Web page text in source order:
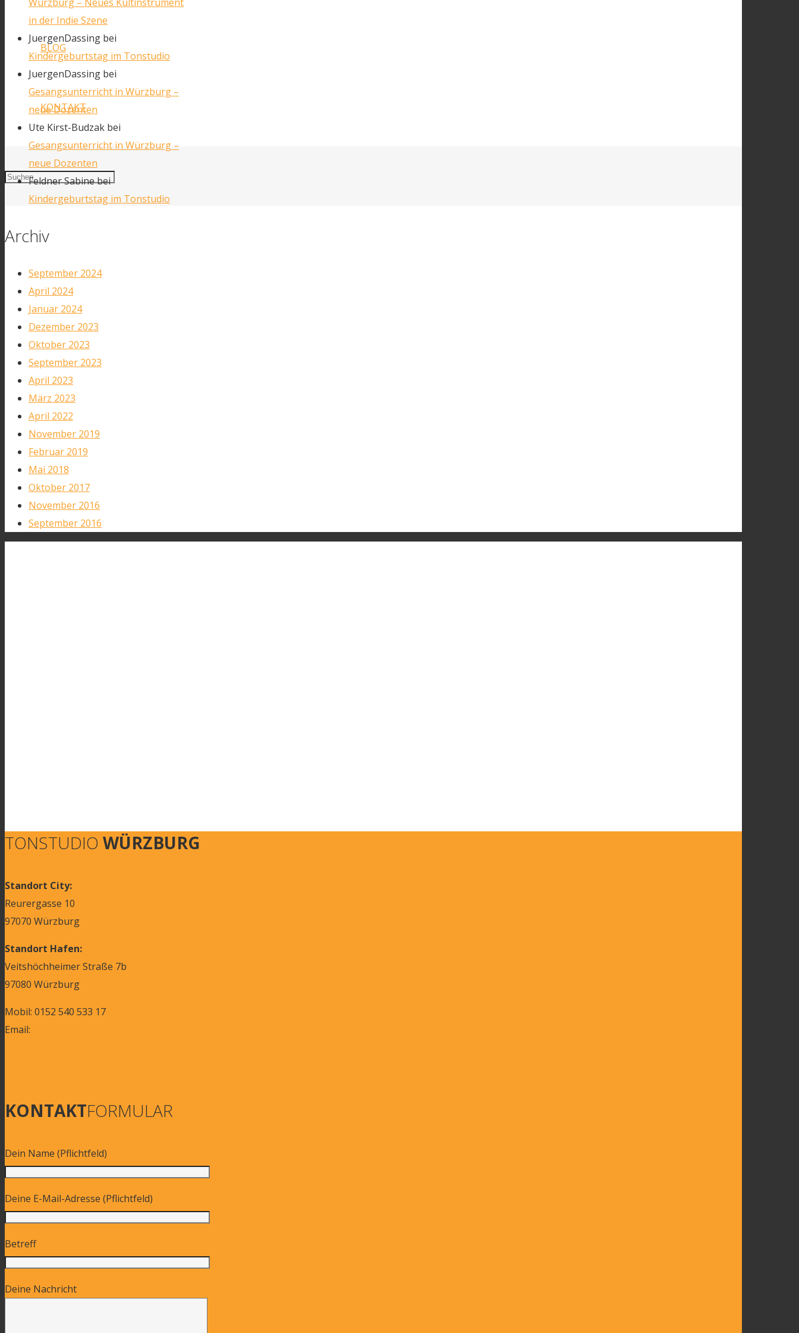
BLOG
KONTAKT
Facebook
in der Indie Szene
JuergenDassing bei
Kindergeburtstag im Tonstudio
JuergenDassing bei
Gesangsunterricht in Würzburg –
neue Dozenten
Ute Kirst-Budzak bei
Gesangsunterricht in Würzburg –
neue Dozenten
Feldner Sabinebei
Kindergeburtstag im Tonstudio
Archiv
September 2024
April 2024
Januar 2024
Dezember 2023
Oktober 2023
September 2023
April 2023
März 2023
April 2022
November 2019
Februar 2019
Mai 2018
Oktober 2017
November 2016
September 2016
TONSTUDIO WÜRZBURG
Standort City:
Reurergasse 10
97070 Würzburg
Standort Hafen:
Veitshöchheimer Straße 7b
97080 Würzburg
Mobil: 0152 540 533 17
Email:
KONTAKTFORMULAR
Dein Name (Pflichtfeld)
Deine E-Mail-Adresse (Pflichtfeld)
Betreff
Deine Nachricht